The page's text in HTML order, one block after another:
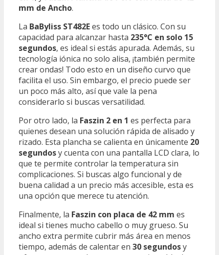
mm de Ancho.
La BaByliss ST482Ees todo un clásico. Con su
capacidad para alcanzar hasta 235°C en solo 15
segundos, es ideal si estás apurada. Además, su
tecnología iónica no solo alisa, ¡también permite
crear ondas! Todo esto en un diseño curvo que
facilita el uso. Sin embargo, el precio puede ser
un poco más alto, así que vale la pena
considerarlo si buscas versatilidad.
Por otro lado, la Faszin 2 en 1 es perfecta para
quienes desean una solución rápida de alisado y
rizado. Esta plancha se calienta en únicamente 20
segundosy cuenta con una pantalla LCD clara, lo
que te permite controlar la temperatura sin
complicaciones. Si buscas algo funcional y de
buena calidad a un precio más accesible, esta es
una opción que merece tu atención.
Finalmente, la Faszin con placa de 42 mm es
ideal si tienes mucho cabello o muy grueso. Su
ancho extra permite cubrir más área en menos
tiempo, además de calentar en 30 segundosy